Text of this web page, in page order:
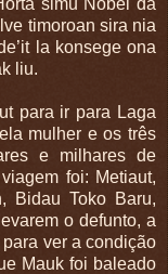
timoroan sira nia
la konsege ona
liu.
para ir para Laga
mulher e os três
e milhares de
foi: Metiaut,
Bidau Toko Baru,
o defunto, a
ver a condição
Mauk foi baleado